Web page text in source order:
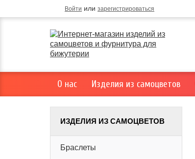
Войти или зарегистрироваться
О нас Изделия из самоцветов
ИЗДЕЛИЯ ИЗ САМОЦВЕТОВ
Браслеты